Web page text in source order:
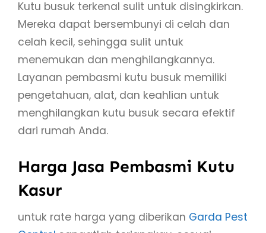
Kutu busuk terkenal sulit untuk disingkirkan.
Mereka dapat bersembunyi di celah dan
celah kecil, sehingga sulit untuk
menemukan dan menghilangkannya.
Layanan pembasmi kutu busuk memiliki
pengetahuan, alat, dan keahlian untuk
menghilangkan kutu busuk secara efektif
dari rumah Anda.
Harga Jasa Pembasmi Kutu
Kasur
untuk rate harga yang diberikan Garda Pest